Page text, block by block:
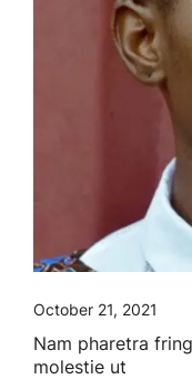
October 21, 2021
Nam pharetra
molestie ut